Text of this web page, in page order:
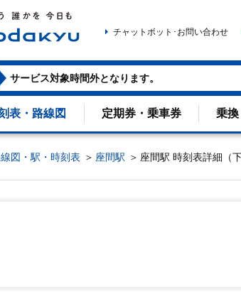
サービス対象時間外となります。
表・路線図 定期券・乗車券 乗
チャットボット･お問い合わせ
図・駅・時刻表 座間駅 座間駅 時刻表詳細（下